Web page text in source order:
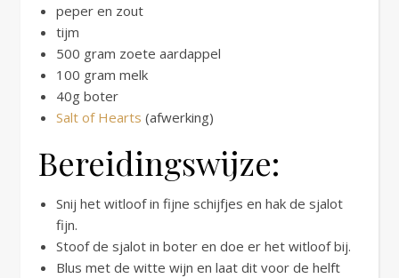
peper en zout
tijm
500 gram zoete aardappel
100 gram melk
40g boter
Salt of Hearts (afwerking)
Bereidingswijze:
Snij het witloof in fijne schijfjes en hak de sjalot
fijn.
Stoof de sjalot in boter en doe er het witloof bij.
Blus met de witte wijn en laat dit voor de helft